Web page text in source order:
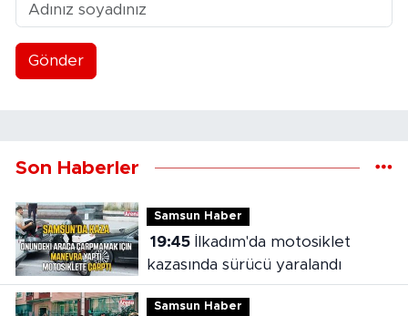
Gönder
Son Haberler
Samsun Haber
19:45İlkadım'da motosiklet
kazasında sürücü yaralandı
Samsun Haber